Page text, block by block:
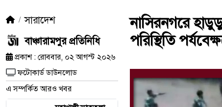
সারাদেশ
বাঞ্চারামপুর প্রতিনিধি
প্রকাশ : রোববার, ০২ আগস্ট ২০২৬
ফটোকার্ড ডাউনলোড
এ সম্পর্কিত আরও খবর
নাসিরনগরে
পরিস্থিতি